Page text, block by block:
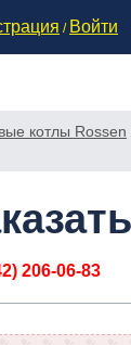
/ Войти
котлы Rossen
206-06-83